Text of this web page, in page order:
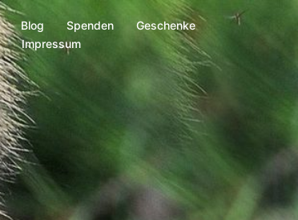
Blog Spenden
Geschenke
Impressum